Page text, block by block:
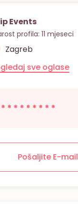
Events
profila: 11 mjeseci
Zagreb
sve oglase
* * * * * * * * *
Pošaljite E-mail